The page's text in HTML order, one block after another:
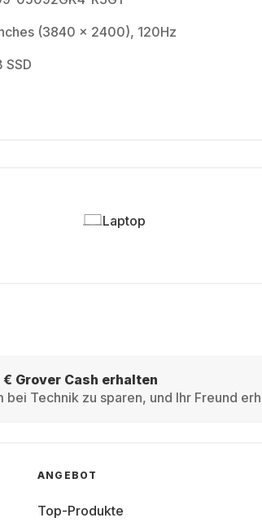
(3840 x 2400), 120Hz
SSD
Laptop
Grover Cash erhalten
Technik zu sparen, und Ihr Freund
ANGEBOT
Top-Produkte